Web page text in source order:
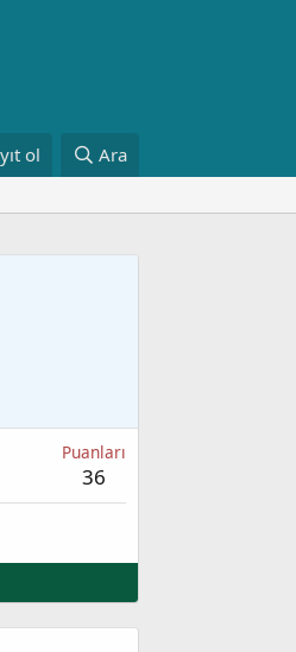
ol Ara
Puanları
36